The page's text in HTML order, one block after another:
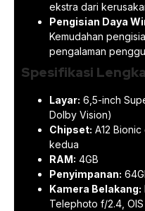
ekstra dari
Pengisian Daya
Kemudahan
pengalaman
Spesifikasi
Layar: 6,5-inch
Dolby Vision)
Chipset: A12
kedua
RAM: 4GB
Penyimpanan:
Kamera Belakang:
Telephoto f/2.4,